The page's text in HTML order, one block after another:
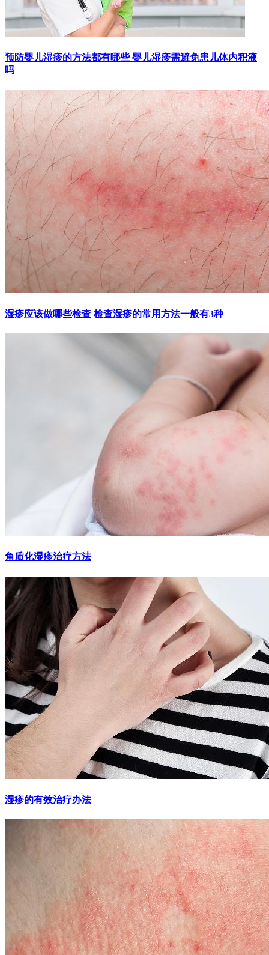
预防婴儿湿疹的方法都有哪些 婴儿湿疹需避免患儿体内积液
吗
湿疹应该做哪些检查 检查湿疹的常用方法一般有3种
角质化湿疹治疗方法
湿疹的有效治疗办法